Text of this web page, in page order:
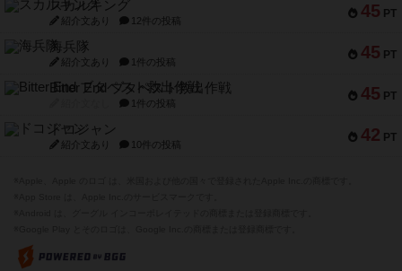
45 PT
スカルキング
紹介文あり 12件の投稿
45 PT
海兵隊
紹介文あり 1件の投稿
45 PT
Bitter End ブタペスト救出作戦
1件の投稿
42 PT
ドコジャン
紹介文あり 10件の投稿